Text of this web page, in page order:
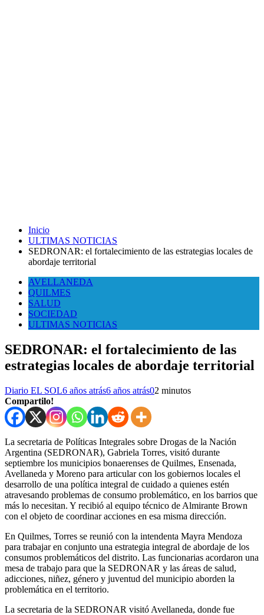
Inicio
ULTIMAS NOTICIAS
SEDRONAR: el fortalecimiento de las estrategias locales de
abordaje territorial
AVELLANEDA
QUILMES
SALUD
SOCIEDAD
ULTIMAS NOTICIAS
SEDRONAR: el fortalecimiento de las
estrategias locales de abordaje territorial
Diario EL SOL6 años atrás6 años atrás02 minutos
Compartilo!
La secretaria de Políticas Integrales sobre Drogas de la Nación
Argentina (SEDRONAR), Gabriela Torres, visitó durante
septiembre los municipios bonaerenses de Quilmes, Ensenada,
Avellaneda y Moreno para articular con los gobiernos locales el
desarrollo de una política integral de cuidado a quienes estén
atravesando problemas de consumo problemático, en los barrios que
más lo necesitan. Y recibió al equipo técnico de Almirante Brown
con el objeto de coordinar acciones en esa misma dirección.
En Quilmes, Torres se reunió con la intendenta Mayra Mendoza
para trabajar en conjunto una estrategia integral de abordaje de los
consumos problemáticos del distrito. Las funcionarias acordaron una
mesa de trabajo para que la SEDRONAR y las áreas de salud,
adicciones, niñez, género y juventud del municipio aborden la
problemática en el territorio.
La secretaria de la SEDRONAR visitó Avellaneda, donde fue